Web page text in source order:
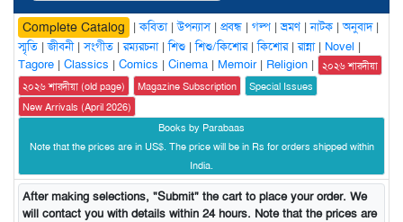
Complete Catalog |কবিতা|উপন্যাস| প্রবন্ধ | গল্প |ভ্রমণ|নাটক |অনুবাদ|
স্মৃতি |জীবনী|সংগীত |রম্যরচনা|শিশু |শিশু/কিশোর|কিশোর|রান্না| Novel |
Tagore | Classics | Comics | Cinema | Memoir| Religion |
২০২৬ শারদীয়া
২০২৬ শারদীয়া (old page)
Magazine Subscription
Special Issues
New Arrivals (April 2026)
Books by Parabaas
Note that the prices are in US$. The price will be in Rs for orders shipped within
India.
After making selections, "Submit" the cart to place your order. We
will contact you with details within 24 hours. Note that the prices are